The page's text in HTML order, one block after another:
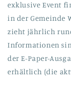
exklusive Event
in der Gemeinde
zieht jährlich
Informationen
der E-Paper-
erhältlich (die